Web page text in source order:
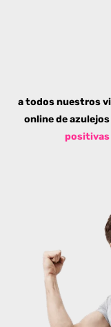
a todos nuestros
online de azulejos
positivas